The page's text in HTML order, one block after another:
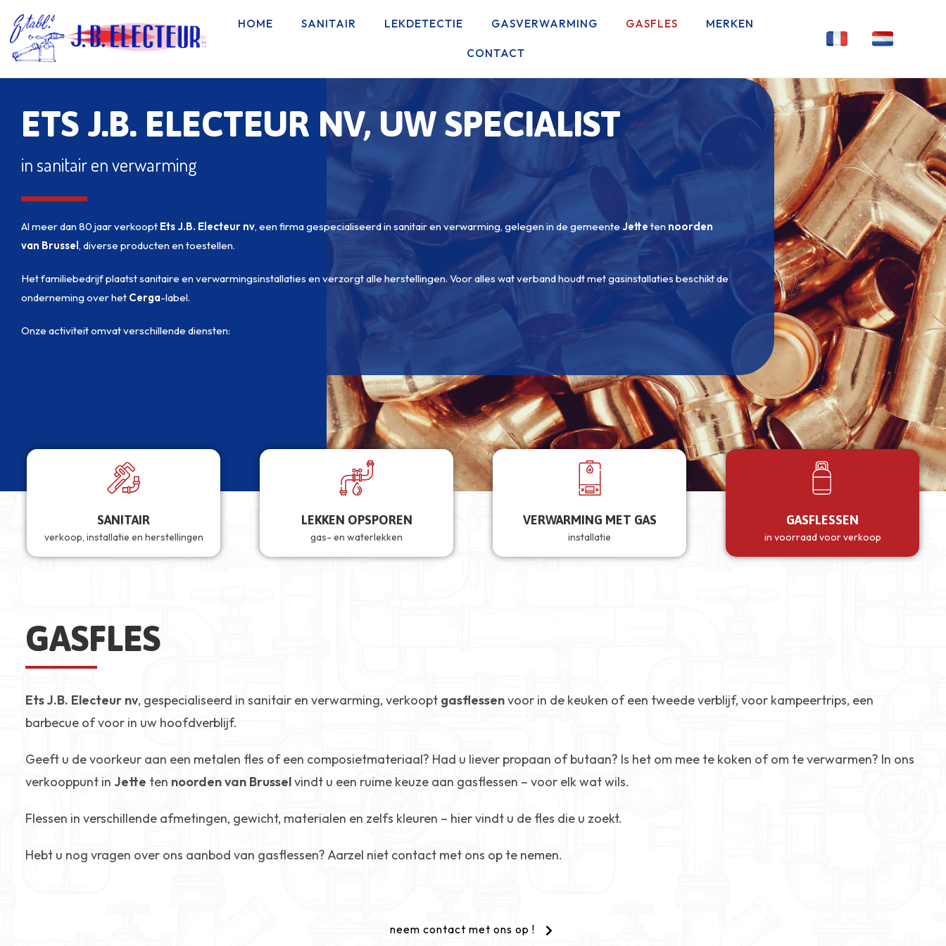
HOME SANITAIR LEKDETECTIE GASVERWARMING GASFLES MERKEN
CONTACT
ETS J.B. ELECTEUR NV, UW SPECIALIST
in sanitair en verwarming
Al meer dan 80 jaar verkoopt Ets J.B. Electeur nv, een firma gespecialiseerd in sanitair en verwarming, gelegen in de gemeenteJetteten noorden
van Brussel, diverse producten en toestellen.
Het familiebedrijf plaatst sanitaire en verwarmingsinstallaties en verzorgt alle herstellingen. Voor alles wat verband houdt met gasinstallaties beschikt de
onderneming over het Cerga-label.
Onze activiteit omvat verschillende diensten:
SANITAIR
verkoop, installatie en herstellingen
LEKKEN OPSPOREN
gas- en waterlekken
VERWARMING MET GAS
installatie
GASFLESSEN
in voorraad voor verkoop
GASFLES
Ets J.B. Electeur nv, gespecialiseerd in sanitair en verwarming, verkoopt gasflessenvoor in de keuken of een tweede verblijf, voor kampeertrips, een
barbecue of voor in uw hoofdverblijf.
Geeft u de voorkeur aan een metalen fles of een composietmateriaal? Had u liever propaan of butaan? Is het om mee te koken of om te verwarmen? In ons
verkooppunt in Jette ten noorden van Brusselvindt u een ruime keuze aan gasflessen – voor elk wat wils.
Flessen in verschillende afmetingen, gewicht, materialen en zelfs kleuren – hier vindt u de fles die u zoekt.
Hebt u nog vragen over ons aanbod van gasflessen? Aarzel niet contact met ons op te nemen.
neem contact met ons op !